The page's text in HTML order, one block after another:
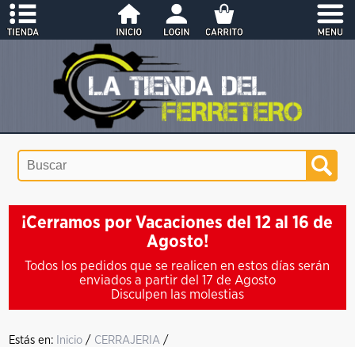
¡Cerramos por Vacaciones del 12 al 16 de
Agosto!
Todos los pedidos que se realicen en estos días serán
enviados a partir del 17 de Agosto
Disculpen las molestias
Estás en: Inicio / CERRAJERIA /